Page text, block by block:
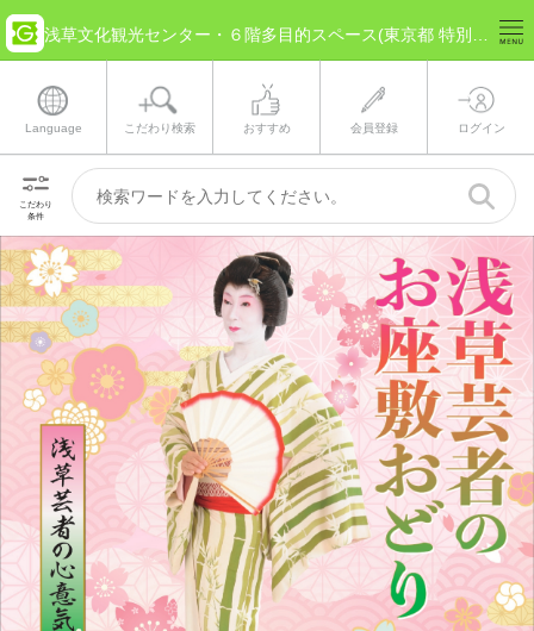
Language こだわり検索 おすすめ 会員登録 ログイン
こだわり
条件